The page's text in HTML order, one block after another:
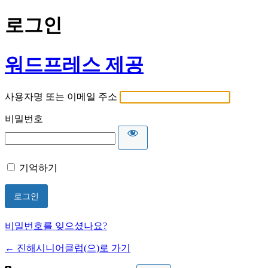
로그인
워드프레스 제공
사용자명 또는 이메일 주소
비밀번호
기억하기
비밀번호를 잊으셨나요?
← 진해시니어클럽(으)로 가기